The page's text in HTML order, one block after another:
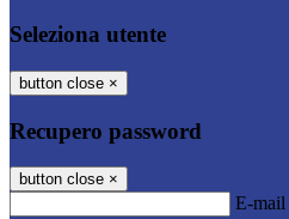
Seleziona utente
button close ×
Recupero password
button close ×
E-mail